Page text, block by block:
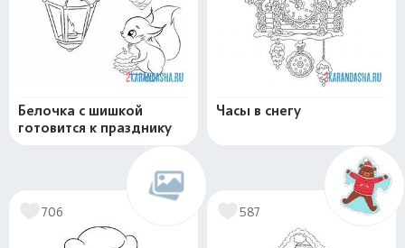
Белочка с шишкой
готовится к празднику
Часы в снегу
706 587